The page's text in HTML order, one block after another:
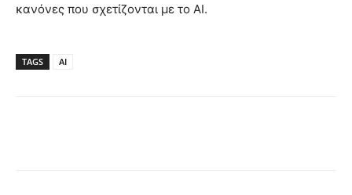
κανόνες που σχετίζονται με το AI.
TAGS AI